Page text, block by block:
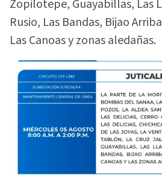
Zopilotepe, Guayabillas, Las
Rusio, Las Bandas, Bijao
Las Canoas y zonas aledañas.